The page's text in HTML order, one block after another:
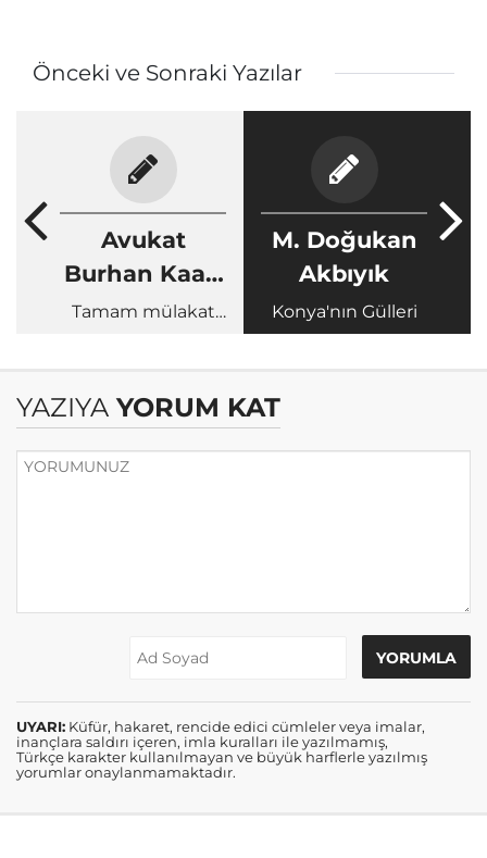
Önceki ve Sonraki Yazılar
Avukat
Burhan Kaan
Bay
Tamam mülakat
M. Doğukan
Akbıyık
Konya'nın Gülleri
YAZIYA YORUM KAT
UYARI: Küfür, hakaret, rencide edici cümleler veya imalar,
inançlara saldırı içeren, imla kuralları ile yazılmamış,
Türkçe karakter kullanılmayan ve büyük harflerle yazılmış
yorumlar onaylanmamaktadır.